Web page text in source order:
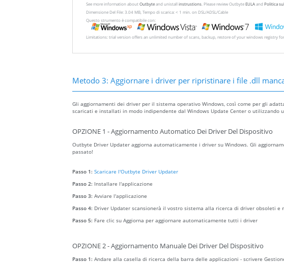
See more information about Outbyteand unistallinstrustions . Please review OutbyteEULAandPolitica
Dimensione Del File: 3.04 MB, Tempo di scarica: < 1 min. on DSL/ADSL/Cable
Questo strumento è compatibile con:
Limitations: trial version offers an unlimited number of scans, backup, restore of your windows registry for
Metodo 3: Aggiornare i driver per ripristinare i file .dll
Gli aggiornamenti dei driver per il sistema operativo Windows, così come per gli
scaricati e installati in modo indipendente dal Windows Update Center o utilizzando
OPZIONE 1 - Aggiornamento Automatico Dei Driver Del Dispositivo
Outbyte Driver Updater aggiorna automaticamente i driver su Windows. Gli
passato!
Passo 1: Scaricare l'Outbyte Driver Updater
Passo 2: Installare l'applicazione
Passo 3: Avviare l'applicazione
Passo 4: Driver Updater scansionerà il vostro sistema alla ricerca di driver obsoleti e
Passo 5: Fare clic su Aggiorna per aggiornare automaticamente tutti i driver
OPZIONE 2 - Aggiornamento Manuale Dei Driver Del Dispositivo
Passo 1: Andare alla casella di ricerca della barra delle applicazioni - scrivere